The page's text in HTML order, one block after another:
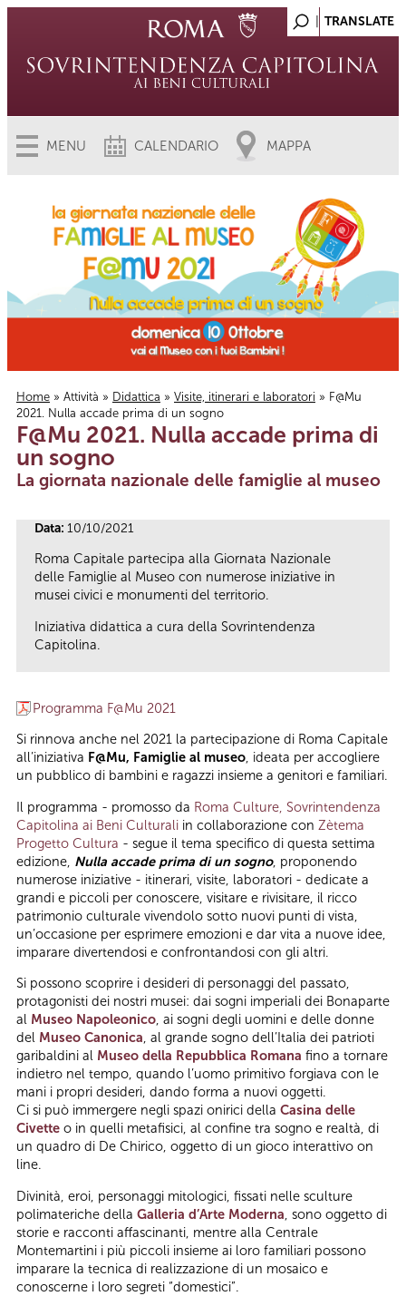
MENU CALENDARIO MAPPA
Tu sei qui
Home » Attività » Didattica » Visite, itinerari e laboratori » F@Mu
2021. Nulla accade prima di un sogno
F@Mu 2021. Nulla accade prima di
un sogno
La giornata nazionale delle famiglie al museo
Data: 10/10/2021
Roma Capitale partecipa alla Giornata Nazionale
delle Famiglie al Museo con numerose iniziative in
musei civici e monumenti del territorio.
Iniziativa didattica a cura della Sovrintendenza
Capitolina.
Programma F@Mu 2021
Si rinnova anche nel 2021 la partecipazione di Roma Capitale
all’iniziativa F@Mu, Famiglie al museo, ideata per accogliere
un pubblico di bambini e ragazzi insieme a genitori e familiari.
Il programma - promosso da Roma Culture, Sovrintendenza
Capitolina ai Beni Culturali in collaborazione con Zètema
Progetto Cultura - segue il tema specifico di questa settima
edizione, Nulla accade prima di un sogno, proponendo
numerose iniziative - itinerari, visite, laboratori - dedicate a
grandi e piccoli per conoscere, visitare e rivisitare, il ricco
patrimonio culturale vivendolo sotto nuovi punti di vista,
un’occasione per esprimere emozioni e dar vita a nuove idee,
imparare divertendosi e confrontandosi con gli altri.
Si possono scoprire i desideri di personaggi del passato,
protagonisti dei nostri musei: dai sogni imperiali dei Bonaparte
al Museo Napoleonico, ai sogni degli uomini e delle donne
del Museo Canonica, al grande sogno dell’Italia dei patrioti
garibaldini al Museo della Repubblica Romana fino a tornare
indietro nel tempo, quando l’uomo primitivo forgiava con le
mani i propri desideri, dando forma a nuovi oggetti.
Ci si può immergere negli spazi onirici della Casina delle
Civette o in quelli metafisici, al confine tra sogno e realtà, di
un quadro di De Chirico, oggetto di un gioco interattivo on
line.
Divinità, eroi, personaggi mitologici, fissati nelle sculture
polimateriche della Galleria d’Arte Moderna, sono oggetto di
storie e racconti affascinanti, mentre alla Centrale
Montemartini i più piccoli insieme ai loro familiari possono
imparare la tecnica di realizzazione di un mosaico e
conoscerne i loro segreti “domestici”.